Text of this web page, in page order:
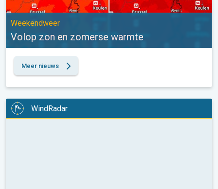
Weekendweer
Volop zon en zomerse warmte
Meer nieuws
WindRadar